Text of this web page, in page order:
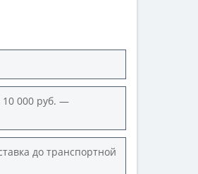
000 руб. —
до транспортной